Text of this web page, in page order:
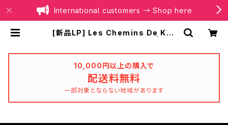
International customers → Shop here
[新品LP] Les Chemins De Kat
10,000円以上の購入で
配送料無料
一部対象とならない地域があります